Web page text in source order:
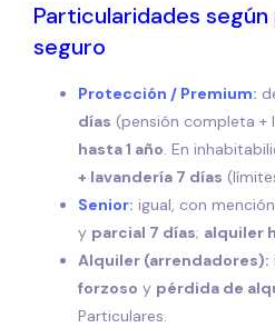
Particularidades
seguro
Protección / Premium:
días (pensión completa +
hasta 1 año. En
+ lavandería 7 días
Senior: igual, con
y parcial 7 días; alquiler
Alquiler (arrendadores):
forzoso y pérdida de
Particulares.